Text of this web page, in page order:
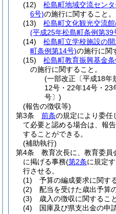
(12)
松島町地域交流センタ
6号)の施行に関すること。
(13)
松島町文化観光交流
(平成25年松島町条例第39
(14)
松島町立学校施設の
町条例第14号)の施行に関
(15)
松島町教育振興基金条
の施行に関すること。
(一部改正〔平成18年
12号・22年14号・23
号〕)
(報告の徴収等)
第3条
前条の規定により委任
て必要と認める場合は、報
することができる。
(補助執行)
第4条
教育次長に、教育委員
に掲げる事務(第2条に規定
行させる。
(1)
予算の編成要求に関す
(2)
配当を受けた歳出予算
(3)
歳入の徴収に関すること
(4)
国庫及び県支出金の申